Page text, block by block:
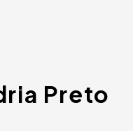
Preto